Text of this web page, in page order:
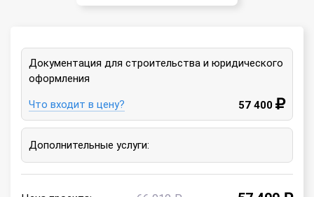
Документация для строительства и юридического
оформления
Что входит в цену? 57 400
Дополнительные услуги: